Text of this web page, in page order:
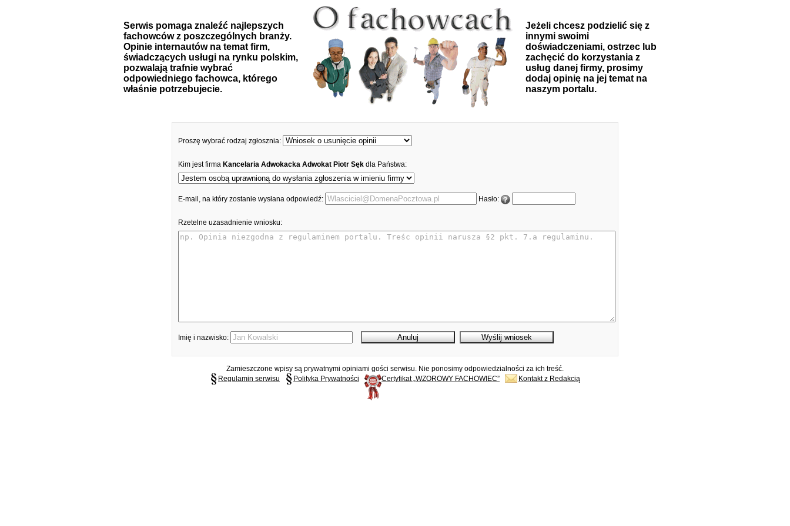
Serwis pomaga znaleźć najlepszych
fachowców z poszczególnych branży.
Opinie internautów na temat firm,
świadczących usługi na rynku polskim,
pozwalają trafnie wybrać
odpowiedniego fachowca, którego
właśnie potrzebujecie.
Jeżeli chcesz podzielić się z
innymi swoimi
doświadczeniami, ostrzec lub
zachęcić do korzystania z
usług danej firmy, prosimy
dodaj opinię na jej temat na
naszym portalu.
Proszę wybrać rodzaj zgłosznia:
Kim jest firma Kancelaria Adwokacka Adwokat Piotr Sęk dla Państwa:
E-mail, na który zostanie wysłana odpowiedź: Hasło:
Rzetelne uzasadnienie wniosku:
Imię i nazwisko:
Zamieszczone wpisy są prywatnymi opiniami gości serwisu. Nie ponosimy odpowiedzialności za ich treść.
Regulamin serwisu
Polityka Prywatności Certyfikat „WZOROWY FACHOWIEC” Kontakt z Redakcją